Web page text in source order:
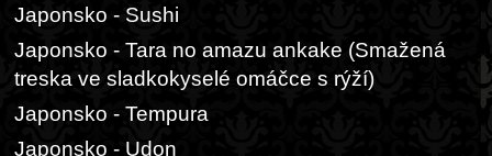
Japonsko - Sushi
Japonsko - Tara no amazu ankake (Smažená
treska ve sladkokyselé omáčce s rýží)
Japonsko - Tempura
Japonsko - Udon